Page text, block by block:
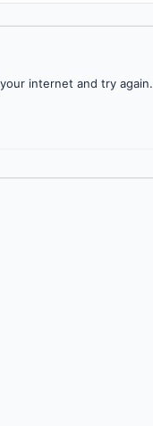
internet and try again.